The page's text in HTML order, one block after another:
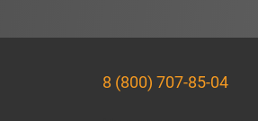
8 (800) 707-85-04